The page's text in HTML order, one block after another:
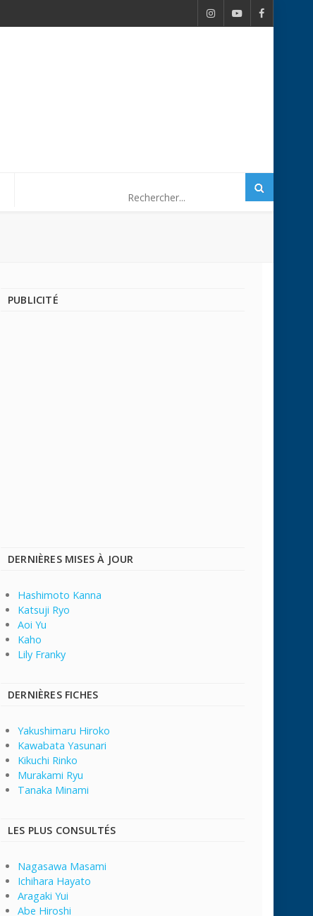
PUBLICITÉ
DERNIÈRES MISES À JOUR
Hashimoto Kanna
Katsuji Ryo
Aoi Yu
Kaho
Lily Franky
DERNIÈRES FICHES
Yakushimaru Hiroko
Kawabata Yasunari
Kikuchi Rinko
Murakami Ryu
Tanaka Minami
LES PLUS CONSULTÉS
Nagasawa Masami
Ichihara Hayato
Aragaki Yui
Abe Hiroshi